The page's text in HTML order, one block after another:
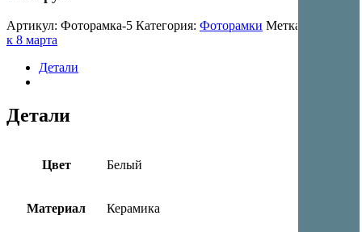
Артикул: Фоторамка-5 Категория: Фоторамки Метка:
к 8 марта
Детали
Детали
Цвет Белый
Материал Керамика